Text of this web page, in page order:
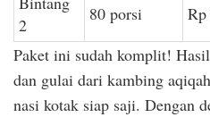
2
80 porsi
Paket ini sudah komplit!
dan gulai dari kambing
nasi kotak siap saji. Dengan